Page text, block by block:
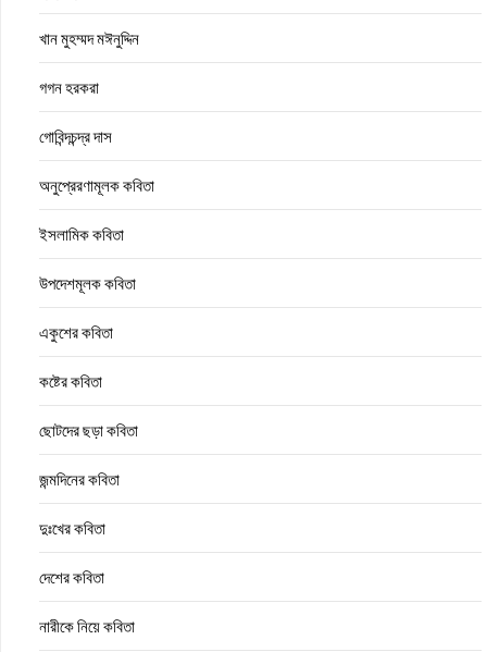
খান মুহম্মদ মঈনুদ্দিন
গগন হরকরা
গোবিন্দচন্দ্র দাস
অনুপ্রেরণামূলক কবিতা
ইসলামিক কবিতা
উপদেশমূলক কবিতা
একুশের কবিতা
কষ্টের কবিতা
ছোটদের ছড়া কবিতা
জন্মদিনের কবিতা
দুঃখের কবিতা
দেশের কবিতা
নারীকে নিয়ে কবিতা